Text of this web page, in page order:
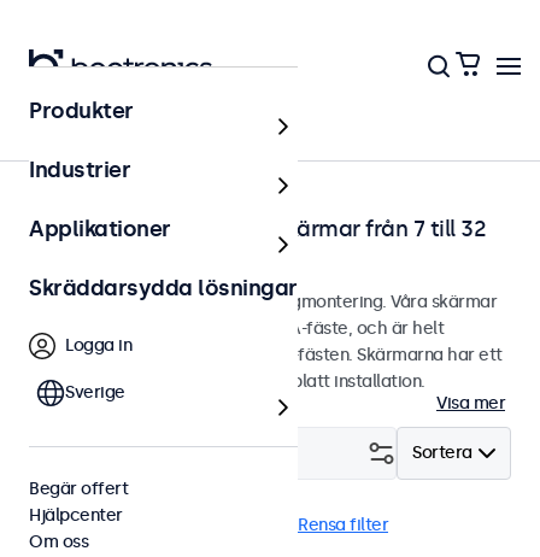
Hem
Väggmonterbara touchskärmar från 7 till 32
Touchskärmar designade för väggmontering. Våra skärmar
är utrustade med ett smidigt VESA-fäste, och är helt
kompatibla med universella VESA-fästen. Skärmarna har ett
stilrent hölje som ger snyggt och platt installation.
Visa mer
Sortera
Filtrera (1)
Vägg 22 tums touchskärmar Rensa filter
Produkter
Industrier
Applikationer
Skräddarsydda lösningar
Logga in
Sverige
Begär offert
Hjälpcenter
Om oss